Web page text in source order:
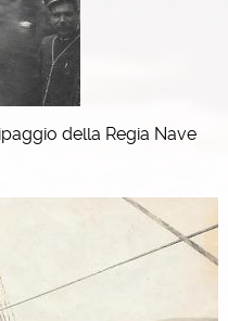
della Regia Nave